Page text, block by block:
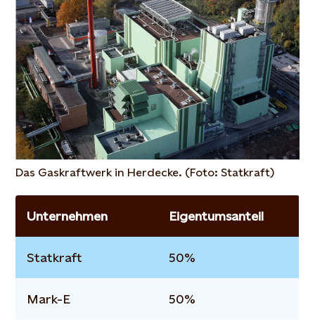
Das Gaskraftwerk in Herdecke. (Foto: Statkraft)
Unternehmen Eigentumsanteil
Statkraft 50%
Mark-E 50%